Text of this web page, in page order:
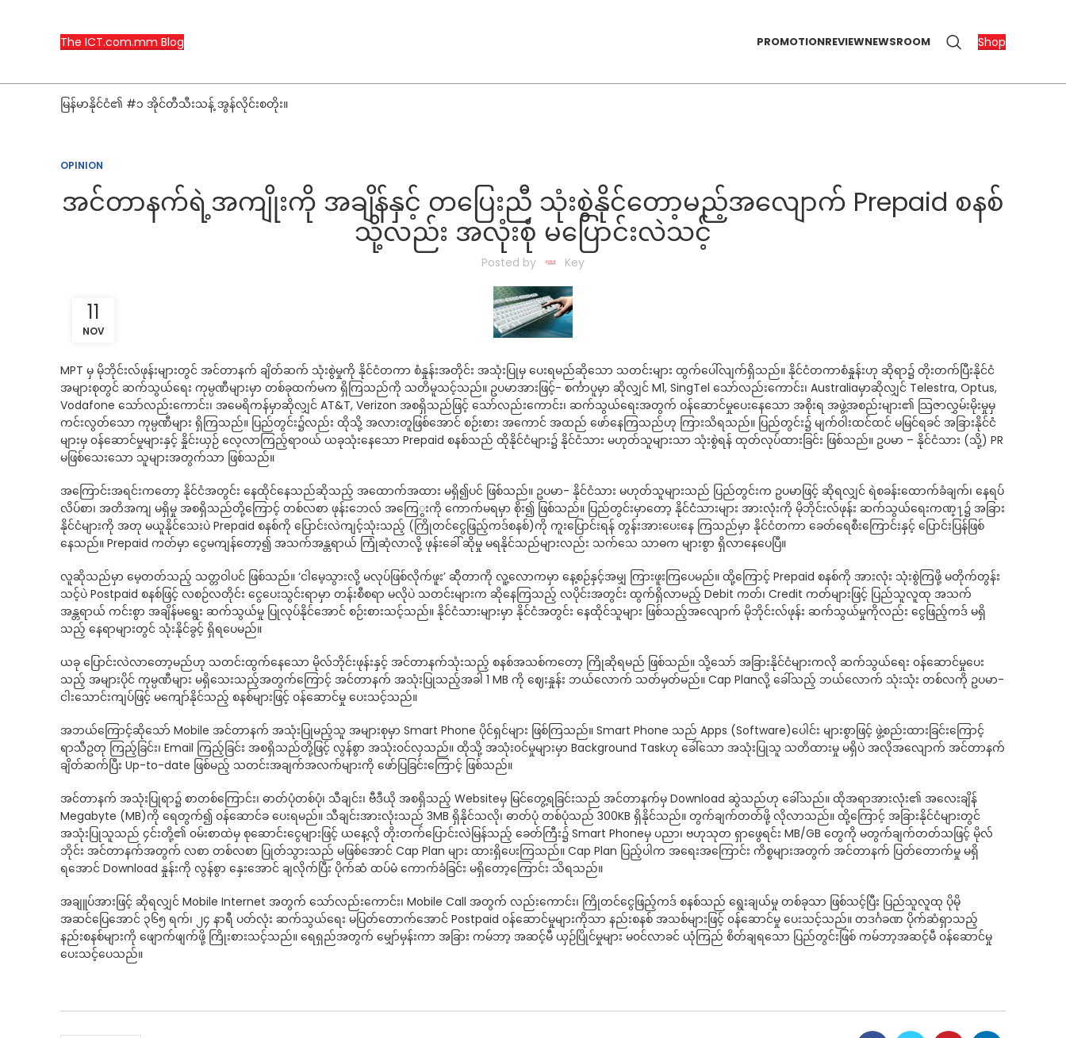
The ICT.com.mm Blog PROMOTIONREVIEWNEWSROOM Shop
မြန်မာနိုင်ငံ၏ #၁ အိုင်တီသီးသန့် အွန်လိုင်းစတိုး။
OPINION
အင်တာနက်ရဲ့အကျိုးကို အချိန်နှင့် တပြေးညီ သုံးစွဲနိုင်တော့မည့်အလျောက် Prepaid စနစ်
သို့လည်း အလုံးစုံ မပြောင်းလဲသင့်
Posted by Key
11
NOV
MPT မှ မိုဘိုင်းလ်ဖုန်းများတွင် အင်တာနက် ချိတ်ဆက် သုံးစွဲမှုကို နိုင်ငံတကာ စံနှုန်းအတိုင်း အသုံးပြုမှ ပေးရမည်ဆိုသော သတင်းများ ထွက်ပေါ်လျက်ရှိသည်။ နိုင်ငံတကာစံနှုန်းဟု ဆိုရာ၌ တိုးတက်ပြီးနိုင်ငံ
အများစုတွင် ဆက်သွယ်ရေး ကုမ္ပဏီများမှာ တစ်ခုထက်မက ရှိကြသည်ကို သတိမူသင့်သည်။ ဥပမာအားဖြင့်- စင်္ကာပူမှာ ဆိုလျှင် M1, SingTel သော်လည်းကောင်း၊ Australiaမှာဆိုလျှင် Telestra, Optus,
Vodafone သော်လည်းကောင်း၊ အမေရိကန်မှာဆိုလျှင် AT&T, Verizon အစရှိသည်ဖြင့် သော်လည်းကောင်း၊ ဆက်သွယ်ရေးအတွက် ၀န်ဆောင်မှုပေးနေသော အစိုးရ အဖွဲ့အစည်းများ၏ သြဇာလွှမ်းမိုးမှုမှ
ကင်းလွတ်သော ကုမ္ပဏီများ ရှိကြသည်။ ပြည်တွင်း၌လည်း ထိုသို့ အလားတူဖြစ်အောင် စဉ်းစား အကောင် အထည် ဖော်နေကြသည်ဟု ကြားသိရသည်။ ပြည်တွင်း၌ မျက်ဝါးထင်ထင် မမြင်ရခင် အခြားနိုင်ငံ
များမှ ၀န်ဆောင်မှုများနှင့် နှိုင်းယှဉ် လေ့လာကြည့်ရာ၀ယ် ယခုသုံးနေသော Prepaid စနစ်သည် ထိုနိုင်ငံများ၌ နိုင်ငံသား မဟုတ်သူများသာ သုံးစွဲရန် ထုတ်လုပ်ထားခြင်း ဖြစ်သည်။ ဥပမာ – နိုင်ငံသား (သို့) PR
မဖြစ်သေးသော သူများအတွက်သာ ဖြစ်သည်။
အကြောင်းအရင်းကတော့ နိုင်ငံအတွင်း နေထိုင်နေသည်ဆိုသည့် အထောက်အထား မရှိ၍ပင် ဖြစ်သည်။ ဥပမာ- နိုင်ငံသား မဟုတ်သူများသည် ပြည်တွင်းက ဥပမာဖြင့် ဆိုရလျှင် ရဲစခန်းထောက်ခံချက်၊ နေရပ်
လိပ်စာ၊ အတိအကျ မရှိမှု အစရှိသည်တို့ကြောင့် တစ်လစာ ဖုန်းဘေလ် အကြေွးကို ကောက်မရမှာ စိုး၍ ဖြစ်သည်။ ပြည်တွင်းမှာတော့ နိုင်ငံသားများ အားလုံးကို မိုဘိုင်းလ်ဖုန်း ဆက်သွယ်ရေးကဏ္႑၌ အခြား
နိုင်ငံများကို အတု မယူနိုင်သေးပဲ Prepaid စနစ်ကို ပြောင်းလဲကျင့်သုံးသည့် (ကြိုတင်ငွေဖြည့်ကဒ်စနစ်)ကို ကူးပြောင်းရန် တွန်းအားပေးနေ ကြသည်မှာ နိုင်ငံတကာ ခေတ်ရေစီးကြောင်းနှင့် ပြောင်းပြန်ဖြစ်
နေသည်။ Prepaid ကတ်မှာ ငွေမကျန်တော့၍ အသက်အန္တရာယ် ကြုံဆုံလာလို့ ဖုန်းခေါ်ဆိုမှု မရနိုင်သည်များလည်း သက်သေ သာဓက များစွာ ရှိလာနေပေပြီ။
လူဆိုသည်မှာ မေ့တတ်သည့် သတ္တဝါပင် ဖြစ်သည်။ ‘ငါမေ့သွားလို့ မလုပ်ဖြစ်လိုက်ဖူး’ ဆိိုတာကို လူ့လောကမှာ နေ့စဉ်နှင့်အမျှ ကြားဖူးကြပေမည်။ ထို့ကြောင့် Prepaid စနစ်ကို အားလုံး သုံးစွဲကြဖို့ မတိုက်တွန်း
သင့်ပဲ Postpaid စနစ်ဖြင့် လစဉ်လတိုင်း ငွေပေးသွင်းရာမှာ တန်းစီစရာ မလိုပဲ သတင်းများက ဆိုနေကြသည့် လပိုင်းအတွင်း ထွက်ရှိလာမည့် Debit ကတ်၊ Credit ကတ်များဖြင့် ပြည်သူလူထု အသက်
အန္တရာယ် ကင်းစွာ အချိန်မရွေး ဆက်သွယ်မှု ပြုလုပ်နိုင်အောင် စဉ်းစားသင့်သည်။ နိုင်ငံသားများမှာ နိုင်ငံအတွင်း နေထိုင်သူများ ဖြစ်သည့်အလျောက် မိုဘိုင်းလ်ဖုန်း ဆက်သွယ်မှုကိုလည်း ငွေဖြည့်ကဒ် မရှိ
သည့် နေရာများတွင် သုံးနိုင်ခွင့် ရှိရပေမည်။
ယခု ပြောင်းလဲလာတော့မည်ဟု သတင်းထွက်နေသော မိုလ်ဘိုင်းဖုန်းနှင့် အင်တာနက်သုံးသည့် စနစ်အသစ်ကတော့ ကြိုဆိုရမည် ဖြစ်သည်။ သို့သော် အခြားနိုင်ငံများကလို ဆက်သွယ်ရေး ၀န်ဆောင်မှုပေး
သည့် အများပိုင် ကုမ္ပဏီများ မရှိသေးသည့်အတွက်ကြောင့် အင်တာနက် အသုံးပြုသည့်အခါ 1 MB ကို ဈေးနှုန်း ဘယ်လောက် သတ်မှတ်မည်။ Cap Planလို့ ခေါ်သည့် ဘယ်လောက် သုံးသုံး တစ်လကို ဥပမာ-
ငါးသောင်းကျပ်ဖြင့် မကျော်နိုင်သည့် စနစ်များဖြင့် ၀န်ဆောင်မှု ပေးသင့်သည်။
အဘယ်ကြောင့်ဆိုသော် Mobile အင်တာနက် အသုံးပြုမည့်သူ အများစုမှာ Smart Phone ပိုင်ရှင်များ ဖြစ်ကြသည်။ Smart Phone သည် Apps (Software)ပေါင်း များစွာဖြင့် ဖွဲ့စည်းထားခြင်းကြောင့်
ရာသီဥတု ကြည့်ခြင်း၊ Email ကြည့်ခြင်း အစရှိသည်တို့ဖြင့် လွန်စွာ အသုံး၀င်လှသည်။ ထိုသို့ အသုံး၀င်မှုများမှာ Background Taskဟု ခေါ်သော အသုံးပြုသူ သတိထားမှု မရှိပဲ အလိုအလျောက် အင်တာနက်
ချိတ်ဆက်ပြီး Up-to-date ဖြစ်မည့် သတင်းအချက်အလက်များကို ဖော်ပြခြင်းကြောင့် ဖြစ်သည်။
အင်တာနက် အသုံးပြုရာ၌ စာတစ်ကြောင်း၊ ဓာတ်ပုံတစ်ပုံ၊ သီချင်း၊ ဗီဒီယို အစရှိသည့် Websiteမှ မြင်တွေ့ရခြင်းသည် အင်တာနက်မှ Download ဆွဲသည်ဟု ခေါ်သည်။ ထိုအရာအားလုံး၏ အလေးချိန်
Megabyte (MB)ကို ရေတွက်၍ ၀န်ဆောင်ခ ပေးရမည်။ သီချင်းအားလုံးသည် 3MB ရှိနိုင်သလို၊ ဓာတ်ပုံ တစ်ပုံသည် 300KB ရှိနိုင်သည်။ တွက်ချက်တတ်ဖို့ လိုလာသည်။ ထို့ကြောင့် အခြားနိုင်ငံများတွင်
အသုံးပြုသူသည် ၄င်းတို့၏ ၀မ်းစာထဲမှ စုဆောင်းငွေများဖြင့် ယနေ့လို တိုးတက်ပြောင်းလဲမြန်သည့် ခေတ်ကြီး၌ Smart Phoneမှ ပညာ၊ ဗဟုသုတ ရှာဖွေရင်း MB/GB တွေကို မတွက်ချက်တတ်သဖြင့် မိုလ်
ဘိုင်း အင်တာနက်အတွက် လစာ တစ်လစာ ပြုတ်သွားသည် မဖြစ်အောင် Cap Plan များ ထားရှိပေးကြသည်။ Cap Plan ပြည့်ပါက အရေးအကြောင်း ကိစ္စများအတွက် အင်တာနက် ပြတ်တောက်မှု မရှိ
ရအောင် Download နှုန်းကို လွန်စွာ နှေးအောင် ချလိုက်ပြီး ပိုက်ဆံ ထပ်မံ ကောက်ခံခြင်း မရှိတော့ကြောင်း သိရသည်။
အချူပ်အားဖြင့် ဆိုရလျှင် Mobile Internet အတွက် သော်လည်းကောင်း၊ Mobile Call အတွက် လည်းကောင်း၊ ကြိုတင်ငွေဖြည့်ကဒ် စနစ်သည် ရွေးချယ်မှု တစ်ခုသာ ဖြစ်သင့်ပြီး ပြည်သူလူထု ပိုမို
အဆင်ပြေအောင် ၃၆၅ ရက်၊ ၂၄ နာရီ ပတ်လုံး ဆက်သွယ်ရေး မပြတ်တောက်အောင် Postpaid ၀န်ဆောင်မှုများကိုသာ နည်းစနစ် အသစ်များဖြင့် ၀န်ဆောင်မှု ပေးသင့်သည်။ တဒင်္ဂခဏ ပိုက်ဆံရှာသည့်
နည်းစနစ်များကို ဖျောက်ဖျက်ဖို့ ကြိုးစားသင့်သည်။ ရေရှည်အတွက် မျှော်မှန်းကာ အခြား ကမ်ဘာ့ အဆင့်မီ ယှဉ်ပြိုင်မှုများ မ၀င်လာခင် ယုံကြည် စိတ်ချရသော ပြည်တွင်းဖြစ် ကမ်ဘာ့အဆင့်မီ ၀န်ဆောင်မှု
ပေးသင့်ပေသည်။